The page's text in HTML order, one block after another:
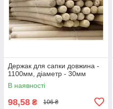
Держак для сапки довжина -
1100мм, діаметр - 30мм
В наявності
98,58 ₴ 106 ₴